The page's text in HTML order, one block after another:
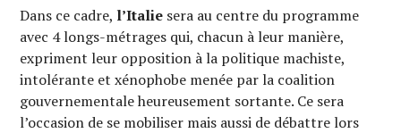
Dans ce cadre, l’Italie sera au centre du programme
avec 4 longs-métrages qui, chacun à leur manière,
expriment leur opposition à la politique machiste,
intolérante et xénophobe menée par la coalition
gouvernementale heureusement sortante. Ce sera
l’occasion de se mobiliser mais aussi de débattre lors